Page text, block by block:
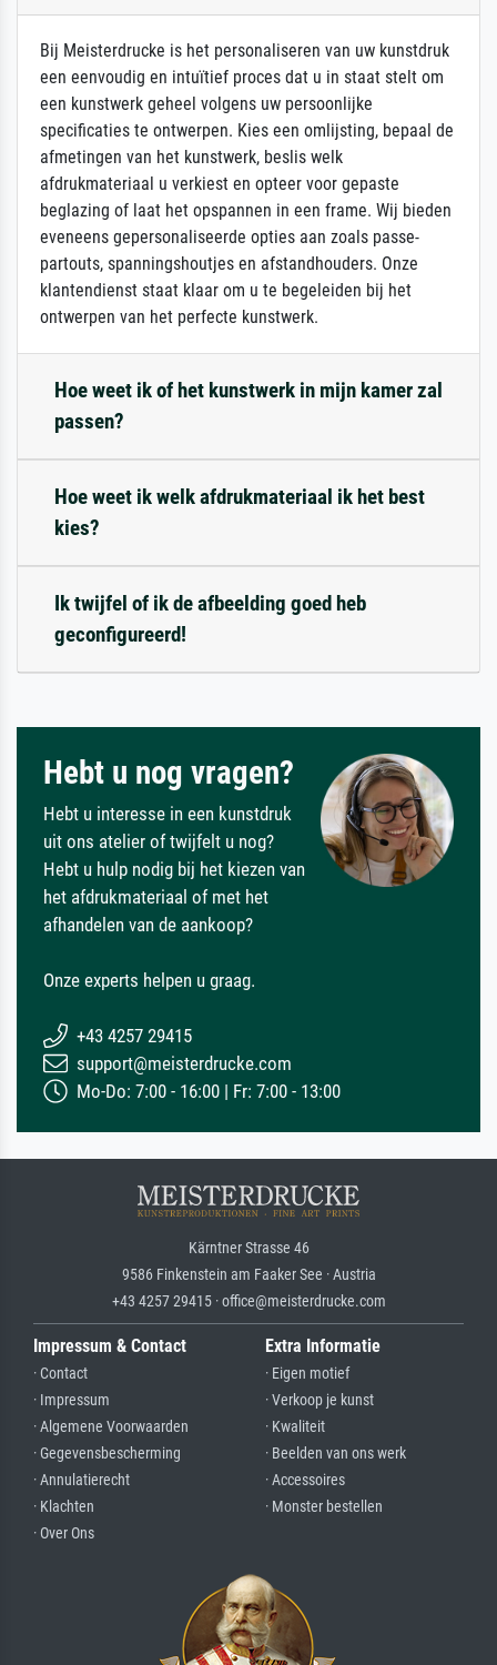
Bij Meisterdrucke is het personaliseren van uw kunstdruk
een eenvoudig en intuïtief proces dat u in staat stelt om
een kunstwerk geheel volgens uw persoonlijke
specificaties te ontwerpen. Kies een omlijsting, bepaal de
afmetingen van het kunstwerk, beslis welk
afdrukmateriaal u verkiest en opteer voor gepaste
beglazing of laat het opspannen in een frame. Wij bieden
eveneens gepersonaliseerde opties aan zoals passe-
partouts, spanningshoutjes en afstandhouders. Onze
klantendienst staat klaar om u te begeleiden bij het
ontwerpen van het perfecte kunstwerk.
Hoe weet ik of het kunstwerk in mijn kamer zal
passen?
Hoe weet ik welk afdrukmateriaal ik het best
kies?
Ik twijfel of ik de afbeelding goed heb
geconfigureerd!
Hebt u nog vragen?
Hebt u interesse in een kunstdruk
uit ons atelier of twijfelt u nog?
Hebt u hulp nodig bij het kiezen van
het afdrukmateriaal of met het
afhandelen van de aankoop?
Onze experts helpen u graag.
+43 4257 29415
support@meisterdrucke.com
Mo-Do: 7:00 - 16:00 | Fr: 7:00 - 13:00
Kärntner Strasse 46
9586 Finkenstein am Faaker See · Austria
+43 4257 29415 · office@meisterdrucke.com
Impressum & Contact
· Contact
· Impressum
· Algemene Voorwaarden
· Gegevensbescherming
· Annulatierecht
· Klachten
· Over Ons
Extra Informatie
· Eigen motief
· Verkoop je kunst
· Kwaliteit
· Beelden van ons werk
· Accessoires
· Monster bestellen